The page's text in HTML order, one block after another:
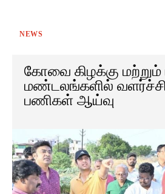
NEWS
கோவை கிழக்கு மற்றும்
மண்டலங்களில்
பணிகள் ஆய்வு